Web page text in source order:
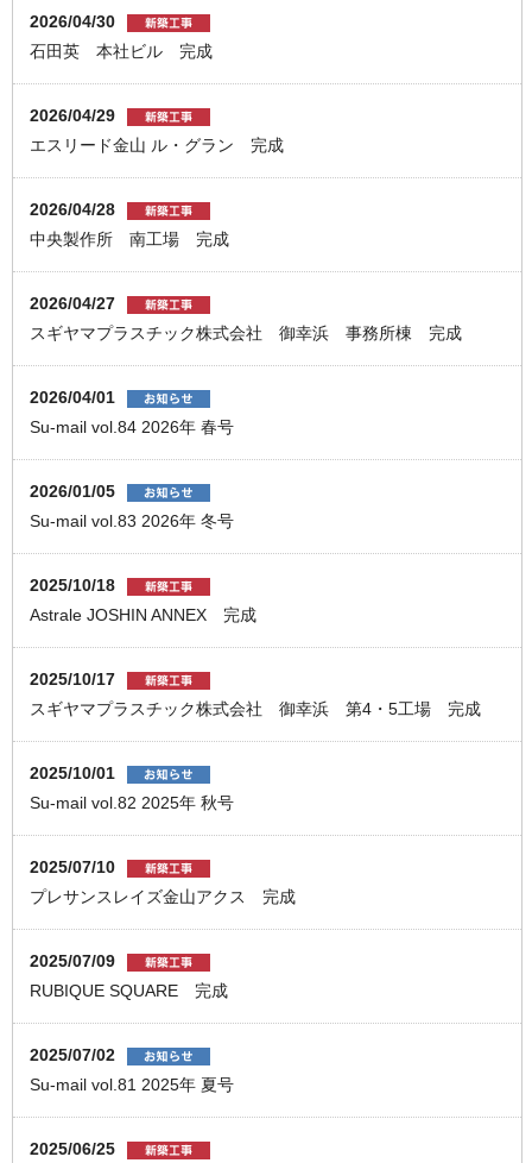
2026/04/30
石田英 本社ビル 完成
2026/04/29
エスリード金山 ル・グラン 完成
2026/04/28
中央製作所 南工場 完成
2026/04/27
スギヤマプラスチック株式会社 御幸浜 事務所棟 完成
2026/04/01
Su-mail vol.84 2026年 春号
2026/01/05
Su-mail vol.83 2026年 冬号
2025/10/18
Astrale JOSHIN ANNEX 完成
2025/10/17
スギヤマプラスチック株式会社 御幸浜 第4・5工場 完成
2025/10/01
Su-mail vol.82 2025年 秋号
2025/07/10
プレサンスレイズ金山アクス 完成
2025/07/09
RUBIQUE SQUARE 完成
2025/07/02
Su-mail vol.81 2025年 夏号
2025/06/25